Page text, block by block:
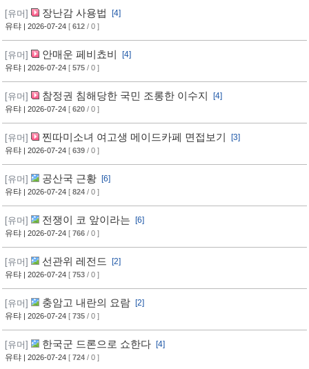
[유머] 장난감 사용법
[4]
유탸 | 2026-07-24 [ 612 / 0 ]
[유머] 안매운 페비쵸비
[4]
유탸 | 2026-07-24 [ 575 / 0 ]
[유머] 참정권 침해당한 국민 조롱한 이수지
[4]
유탸 | 2026-07-24 [ 620 / 0 ]
[유머] 찐따미소녀 여고생 메이드카페 면접보기
[3]
유탸 | 2026-07-24 [ 639 / 0 ]
[유머] 공산국 근황
[6]
유탸 | 2026-07-24 [ 824 / 0 ]
[유머] 전쟁이 코 앞이라는
[6]
유탸 | 2026-07-24 [ 766 / 0 ]
[유머] 선관위 레전드
[2]
유탸 | 2026-07-24 [ 753 / 0 ]
[유머] 충암고 내란의 요람
[2]
유탸 | 2026-07-24 [ 735 / 0 ]
[유머] 한국군 드론으로 쇼한다
[4]
유탸 | 2026-07-24 [ 724 / 0 ]